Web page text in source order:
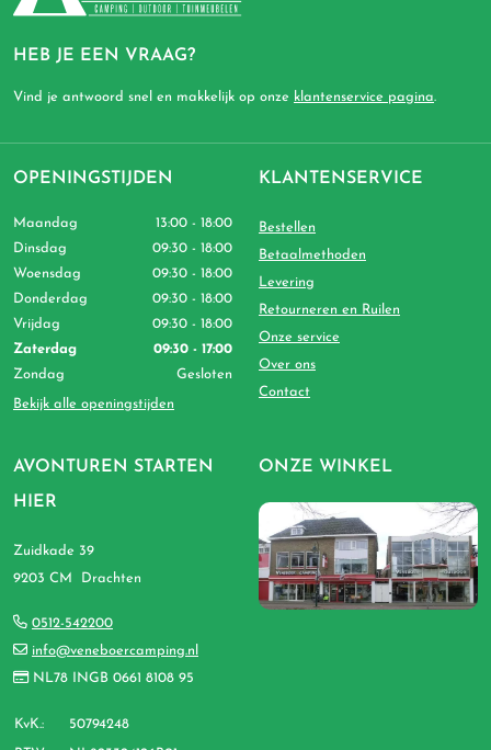
HEB JE EEN VRAAG?
Vind je antwoord snel en makkelijk op onze klantenservice pagina.
AVONTUREN STARTEN
HIER
Zuidkade 39
9203 CM Drachten
0512-542200
info@veneboercamping.nl
NL78 INGB 0661 8108 95
KvK.: 50794248
OPENINGSTIJDEN
Maandag
13:00 - 18:00
Dinsdag
09:30 - 18:00
Woensdag
09:30 - 18:00
Donderdag
09:30 - 18:00
Vrijdag
09:30 - 18:00
Zaterdag
09:30 - 17:00
Zondag
Gesloten
Bekijk alle openingstijden
KLANTENSERVICE
Bestellen
Betaalmethoden
Levering
Retourneren en Ruilen
Onze service
Over ons
Contact
ONZE WINKEL